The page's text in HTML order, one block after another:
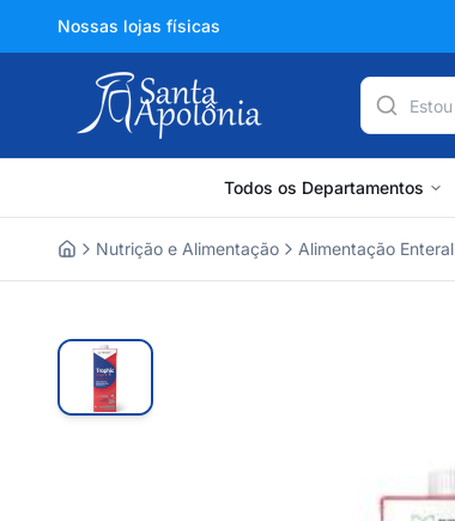
Nossas lojas físicas
Todos os Departamentos
Nutrição e Alimentação Alimentação Enteral